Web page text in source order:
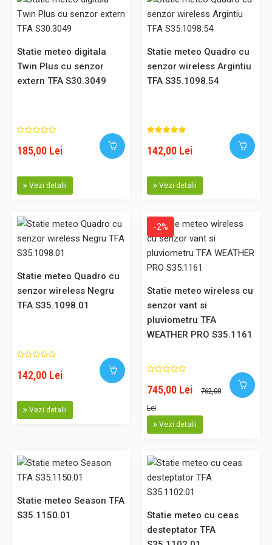
Statie meteo cu transmisie wireless pentru temperatură și
umiditate exterioare prin transmițător (max. 100 m),
cu valorile min/max, cu ora și data, simboluri pentru vreme
reala si prognoza, tendință de presiune atmosferică
absolută și presiune..
258,00 Lei
Adaugă în Coş
Statie meteo digitala Primavera cu senzor extern wireless
TFA S35.1136.02
Statie meteo digitala cu senzor extern wireless Primavera
Afisaj color: temperatura si umiditatea exterioară prin
transmițător wireless ( 433 MHz, max. 60 m ), valori
min/max zilnice, prognoza meteo cu simboluri,
temperatura și umiditatea interioară, ceas controlat prin
292,00 Lei
Adaugă în Coş
Comparaţie
Statie meteo digitala
Twin Plus cu senzor
extern TFA S30.3049
185,00 Lei
Vezi detalii
Statie meteo Quadro cu
senzor wireless Argintiu
TFA S35.1098.54
142,00 Lei
Vezi detalii
Statie meteo Quadro cu
senzor wireless Negru
TFA S35.1098.01
142,00 Lei
Vezi detalii
-2%
Statie meteo wireless cu
senzor vant si
pluviometru TFA
WEATHER PRO S35.1161
745,00 Lei
762,00
Lei
Vezi detalii
Statie meteo Season TFA
S35.1150.01
Statie meteo cu ceas
desteptator TFA